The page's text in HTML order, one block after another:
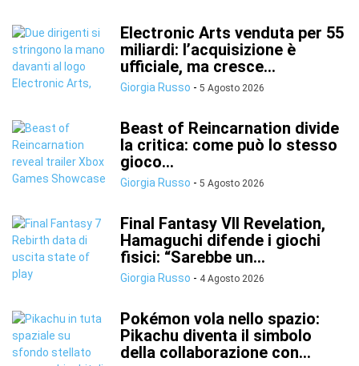
Electronic Arts venduta per 55
miliardi: l’acquisizione è
ufficiale, ma cresce...
Giorgia Russo - 5 Agosto 2026
Beast of Reincarnation divide
la critica: come può lo stesso
gioco...
Giorgia Russo - 5 Agosto 2026
Final Fantasy VII Revelation,
Hamaguchi difende i giochi
fisici: “Sarebbe un...
Giorgia Russo - 4 Agosto 2026
Pokémon vola nello spazio:
Pikachu diventa il simbolo
della collaborazione con...